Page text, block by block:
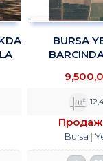
BURSA
TESİSİNE
SATILIK
Bursa